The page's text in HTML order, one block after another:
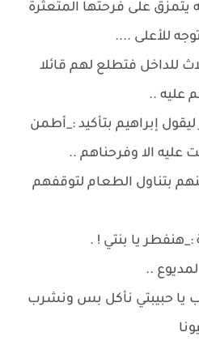
على فرحتها المتعثرة
للأعلى ....
للداخل فتطلع لهم قائلا
عليه ..
إبراهيم بتأكيد :_أطمن
الا وفرحناهم ..
بتناول الطعام لتوقفهم
يا بنتي ! .
..
يا حبيبتي نأكل بس ونشرب